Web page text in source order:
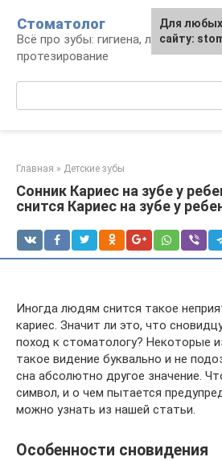
контенту
Стоматолог
Всё про зубы: гигиена, лечение,
протезирование
Главная » Детские зубы
Сонник Кариес на зубе у
снится Кариес на зубе у
Иногда людям снится такое
кариес. Значит ли это, что
поход к стоматологу? Некоторые
такое видение буквально и не
сна абсолютно другое значение.
символ, и о чем пытается
можно узнать из нашей статьи.
Особенности сновидения
Для
сайту: